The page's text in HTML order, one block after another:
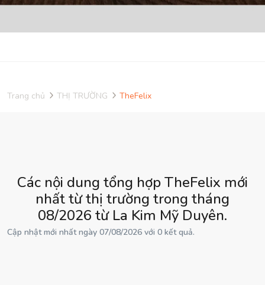
Trang chủ THỊ TRƯỜNG TheFelix
Các nội dung tổng hợp TheFelix mới
nhất từ thị trường trong tháng
08/2026 từ La Kim Mỹ Duyên.
Cập nhật mới nhất ngày 07/08/2026 với 0 kết quả.